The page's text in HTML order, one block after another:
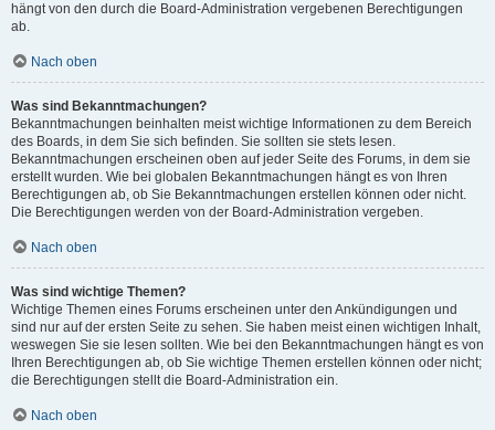
hängt von den durch die Board-Administration vergebenen Berechtigungen
ab.
Nach oben
Was sind Bekanntmachungen?
Bekanntmachungen beinhalten meist wichtige Informationen zu dem Bereich
des Boards, in dem Sie sich befinden. Sie sollten sie stets lesen.
Bekanntmachungen erscheinen oben auf jeder Seite des Forums, in dem sie
erstellt wurden. Wie bei globalen Bekanntmachungen hängt es von Ihren
Berechtigungen ab, ob Sie Bekanntmachungen erstellen können oder nicht.
Die Berechtigungen werden von der Board-Administration vergeben.
Nach oben
Was sind wichtige Themen?
Wichtige Themen eines Forums erscheinen unter den Ankündigungen und
sind nur auf der ersten Seite zu sehen. Sie haben meist einen wichtigen Inhalt,
weswegen Sie sie lesen sollten. Wie bei den Bekanntmachungen hängt es von
Ihren Berechtigungen ab, ob Sie wichtige Themen erstellen können oder nicht;
die Berechtigungen stellt die Board-Administration ein.
Nach oben